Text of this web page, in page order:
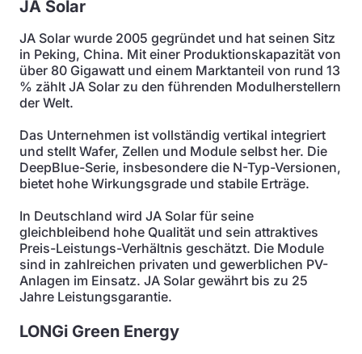
JA Solar
JA Solar wurde 2005 gegründet und hat seinen Sitz
in Peking, China. Mit einer Produktionskapazität von
über 80 Gigawatt und einem Marktanteil von rund 13
% zählt JA Solar zu den führenden Modulherstellern
der Welt.
Das Unternehmen ist vollständig vertikal integriert
und stellt Wafer, Zellen und Module selbst her. Die
DeepBlue-Serie, insbesondere die N-Typ-Versionen,
bietet hohe Wirkungsgrade und stabile Erträge.
In Deutschland wird JA Solar für seine
gleichbleibend hohe Qualität und sein attraktives
Preis-Leistungs-Verhältnis geschätzt. Die Module
sind in zahlreichen privaten und gewerblichen PV-
Anlagen im Einsatz. JA Solar gewährt bis zu 25
Jahre Leistungsgarantie.
LONGi Green Energy